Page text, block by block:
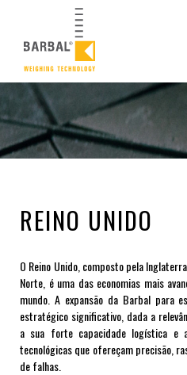
REINO UNIDO
O Reino Unido, composto pela
Norte, é uma das economias mais
mundo. A expansão da Barbal para
estratégico significativo, dada a
a sua forte capacidade logística e
tecnológicas que ofereçam precisão,
de falhas.
Este site utiliza cookies. Ao navegar neste
mais sobre o uso de cookies